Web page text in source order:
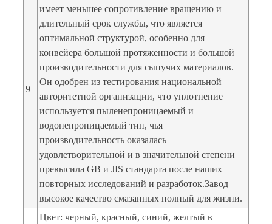
9
имеет меньшее сопротивление вращению и
длительный срок службы, что является
оптимальной структурой, особенно для
конвейера большой протяженности и большой
производительности для сыпучих материалов.
Он одобрен из тестирования национальной
авторитетной организации, что уплотнение
используется пыленепроницаемый и
водонепроницаемый тип, чья
производительность оказалась
удовлетворительной и в значительной степени
превысила GB и JIS стандарта после наших
повторных исследований и разработок.Завод
высокое качество смазанных полный для жизни.
Цвет: черный, красный, синий, желтый в